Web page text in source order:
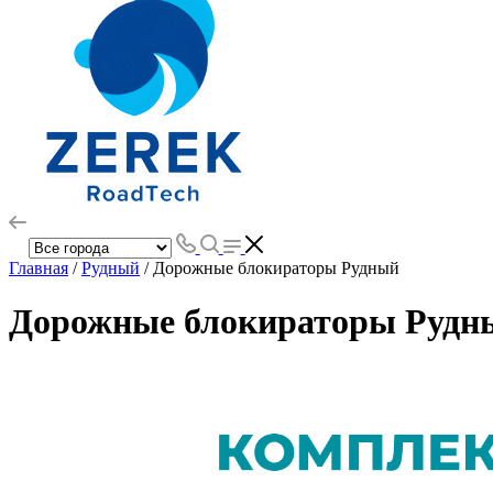
Главная /Рудный / Дорожные блокираторы Рудный
Дорожные блокираторы